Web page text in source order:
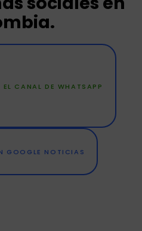
CANAL DE WHATSAPP
GOOGLE NOTICIAS